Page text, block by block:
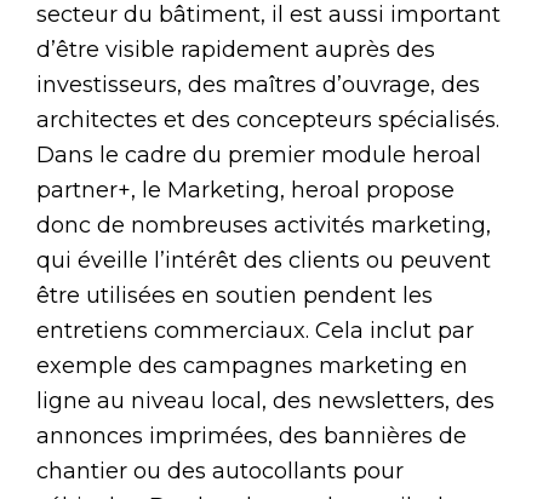
secteur du bâtiment, il est aussi important
d’être visible rapidement auprès des
investisseurs, des maîtres d’ouvrage, des
architectes et des concepteurs spécialisés.
Dans le cadre du premier module heroal
partner+, le Marketing, heroal propose
donc de nombreuses activités marketing,
qui éveille l’intérêt des clients ou peuvent
être utilisées en soutien pendent les
entretiens commerciaux. Cela inclut par
exemple des campagnes marketing en
ligne au niveau local, des newsletters, des
annonces imprimées, des bannières de
chantier ou des autocollants pour